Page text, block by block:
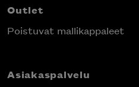
Outlet
Poistuvat mallikappaleet
Asiakaspalvelu